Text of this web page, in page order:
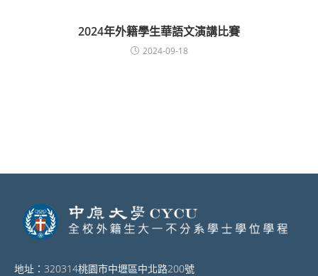
2024年外籍學生華語文演講比賽
2024-09-18
地址：320314桃園市中壢區中北路200號